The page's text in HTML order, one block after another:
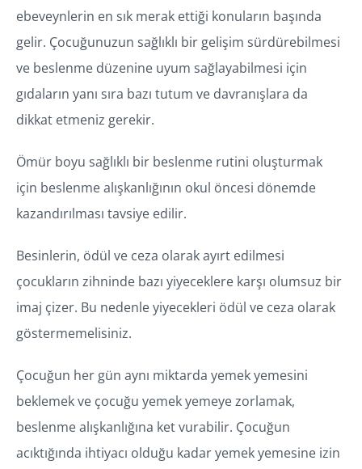
ebeveynlerin en sık merak ettiği konuların başında
gelir. Çocuğunuzun sağlıklı bir gelişim sürdürebilmesi
ve beslenme düzenine uyum sağlayabilmesi için
gıdaların yanı sıra bazı tutum ve davranışlara da
dikkat etmeniz gerekir.
Ömür boyu sağlıklı bir beslenme rutini oluşturmak
için beslenme alışkanlığının okul öncesi dönemde
kazandırılması tavsiye edilir.
Besinlerin, ödül ve ceza olarak ayırt edilmesi
çocukların zihninde bazı yiyeceklere karşı olumsuz bir
imaj çizer. Bu nedenle yiyecekleri ödül ve ceza olarak
göstermemelisiniz.
Çocuğun her gün aynı miktarda yemek yemesini
beklemek ve çocuğu yemek yemeye zorlamak,
beslenme alışkanlığına ket vurabilir. Çocuğun
acıktığında ihtiyacı olduğu kadar yemek yemesine izin